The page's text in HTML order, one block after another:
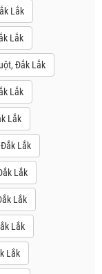
Lắk
Lắk
Đắk Lắk
Lắk
Lắk
Lắk
Lắk
Lắk
Lắk
Lắk